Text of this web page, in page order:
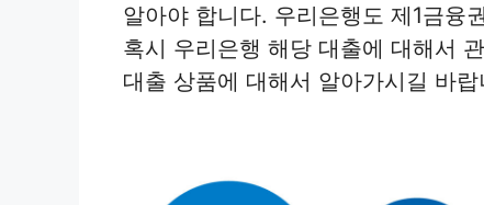
알아야 합니다. 우리은행도 제1금융
혹시 우리은행 해당 대출에 대해서
대출 상품에 대해서 알아가시길 바랍